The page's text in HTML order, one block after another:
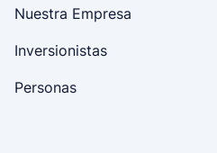
Nuestra Empresa
Inversionistas
Personas